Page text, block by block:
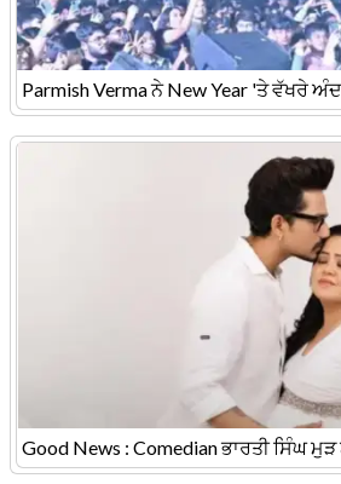
Parmish Verma ਨੇ New Year 'ਤੇ ਵੱਖਰੇ
Good News : Comedian ਭਾਰਤੀ ਸਿੰਘ ਮੁੜ